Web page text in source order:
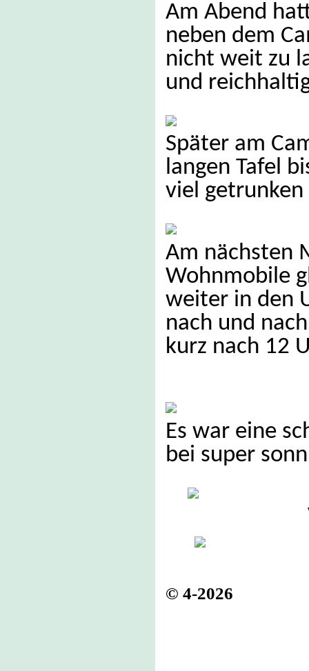
Am Abend
neben dem
nicht weit zu
und
Später am
langen Tafel
viel
Am nächsten
Wohnmobile
weiter in den
nach und
kurz nach 12
Es war eine
bei super
© 4-2026